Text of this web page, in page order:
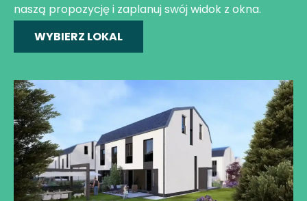
naszą propozycję i zaplanuj swój widok z okna.
WYBIERZ LOKAL